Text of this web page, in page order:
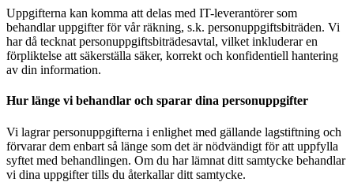
Uppgifterna kan komma att delas med IT-leverantörer som
behandlar uppgifter för vår räkning, s.k. personuppgiftsbiträden. Vi
har då tecknat personuppgiftsbiträdesavtal, vilket inkluderar en
förpliktelse att säkerställa säker, korrekt och konfidentiell hantering
av din information.
Hur länge vi behandlar och sparar dina personuppgifter
Vi lagrar personuppgifterna i enlighet med gällande lagstiftning och
förvarar dem enbart så länge som det är nödvändigt för att uppfylla
syftet med behandlingen. Om du har lämnat ditt samtycke behandlar
vi dina uppgifter tills du återkallar ditt samtycke.